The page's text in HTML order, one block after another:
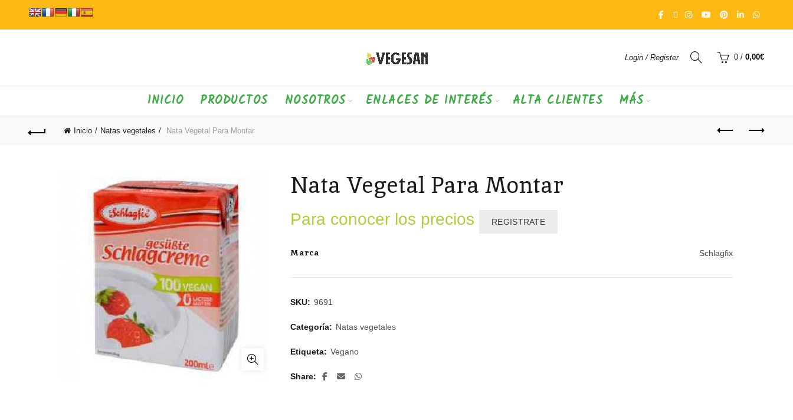
Login / Register 0 / 0,00€
INICIO PRODUCTOS NOSOTROS ENLACES DE INTERÉS ALTA CLIENTES MÁS
Inicio Natas vegetales Nata Vegetal Para Montar
Nata Vegetal Para Montar
Para conocer los precios REGISTRATE
Marca Schlagfix
SKU: 9691
Categoría: Natas vegetales
Etiqueta: Vegano
Share